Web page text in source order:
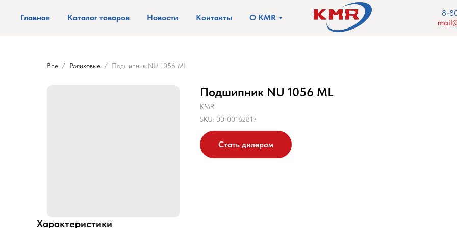
Главная Каталог товаров Новости Контакты О KMR
8-
Все Роликовые Подшипник NU 1056 ML
Подшипник NU 1056 ML
KMR
SKU: 00-00162817
Стать дилером
Характеристики